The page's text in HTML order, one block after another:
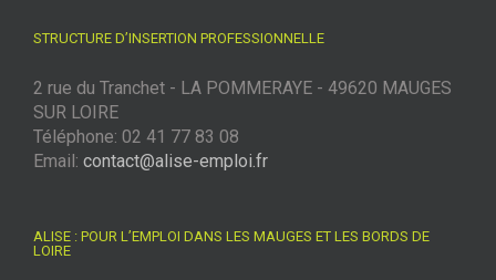
STRUCTURE D’INSERTION PROFESSIONNELLE
2 rue du Tranchet - LA POMMERAYE - 49620 MAUGES
SUR LOIRE
Téléphone: 02 41 77 83 08
Email: contact@alise-emploi.fr
ALISE : POUR L’EMPLOI DANS LES MAUGES ET LES BORDS DE
LOIRE